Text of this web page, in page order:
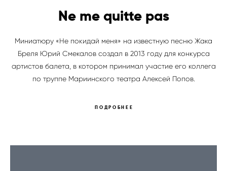
Ne me quitte pas
Миниатюру «Не покидай меня» на известную песню Жака
Бреля Юрий Смекалов создал в 2013 году для конкурса
артистов балета, в котором принимал участие его коллега
по труппе Мариинского театра Алексей Попов.
ПОДРОБНЕЕ